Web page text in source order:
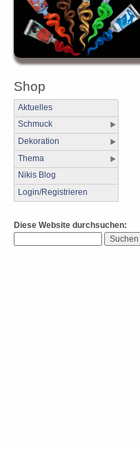
Shop
Aktuelles
Schmuck
Dekoration
Thema
Nikis Blog
Login/Registrieren
Diese Website durchsuchen: